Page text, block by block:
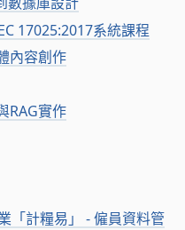
17025:2017系統課程
內容創作
RAG實作
「計糧易」 - 僱員資料管